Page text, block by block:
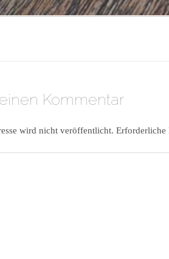
Kommentar
wird nicht veröffentlicht.